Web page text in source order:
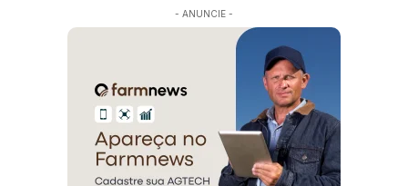
- ANUNCIE -